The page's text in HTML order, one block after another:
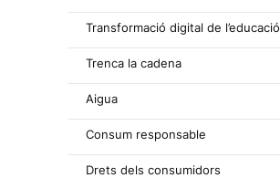
Transformació digital de l’educació
Trenca la cadena
Aigua
Consum responsable
Drets dels consumidors